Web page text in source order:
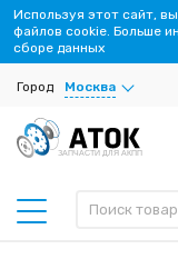
Город Москва
ЗАПЧАСТИ ДЛЯ АКПП
Используя этот сайт,
файлов cookie. Больше
сборе данных